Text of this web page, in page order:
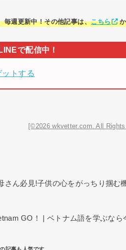
毎週更新中！その他記事は、こちら
ットする
[©2026 wkvetter.com. All Rights
さん必見!子供の心をがっちり掴む
GO！ | ベトナム語を学ぶな